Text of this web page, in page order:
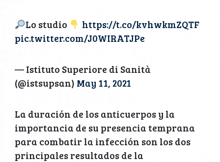
Lo studio
https://t.co/kvhwkmZQTF
pic.twitter.com/J0WIRATJPe
— Istituto Superiore di Sanità
(@istsupsan) May 11, 2021
La duración de los anticuerpos y la
importancia de su presencia temprana
para combatir la infección son los dos
principales resultados de la